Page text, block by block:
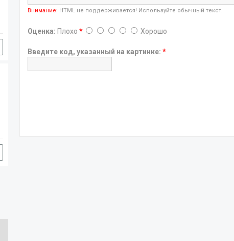
Внимание: HTML не поддерживается! Используйте обычный текст.
Оценка: Плохо* Хорошо
Введите код, указанный на картинке:*